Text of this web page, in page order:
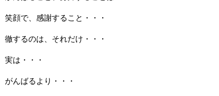
笑顔で、感謝すること・・・
徹するのは、それだけ・・・
実は・・・
がんばるより・・・